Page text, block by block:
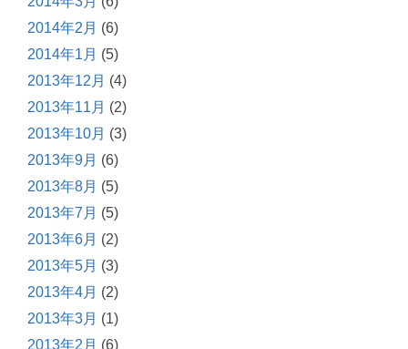
2014年2月 (6)
2014年1月 (5)
2013年12月 (4)
2013年11月 (2)
2013年10月 (3)
2013年9月 (6)
2013年8月 (5)
2013年7月 (5)
2013年6月 (2)
2013年5月 (3)
2013年4月 (2)
2013年3月 (1)
2013年2月 (6)